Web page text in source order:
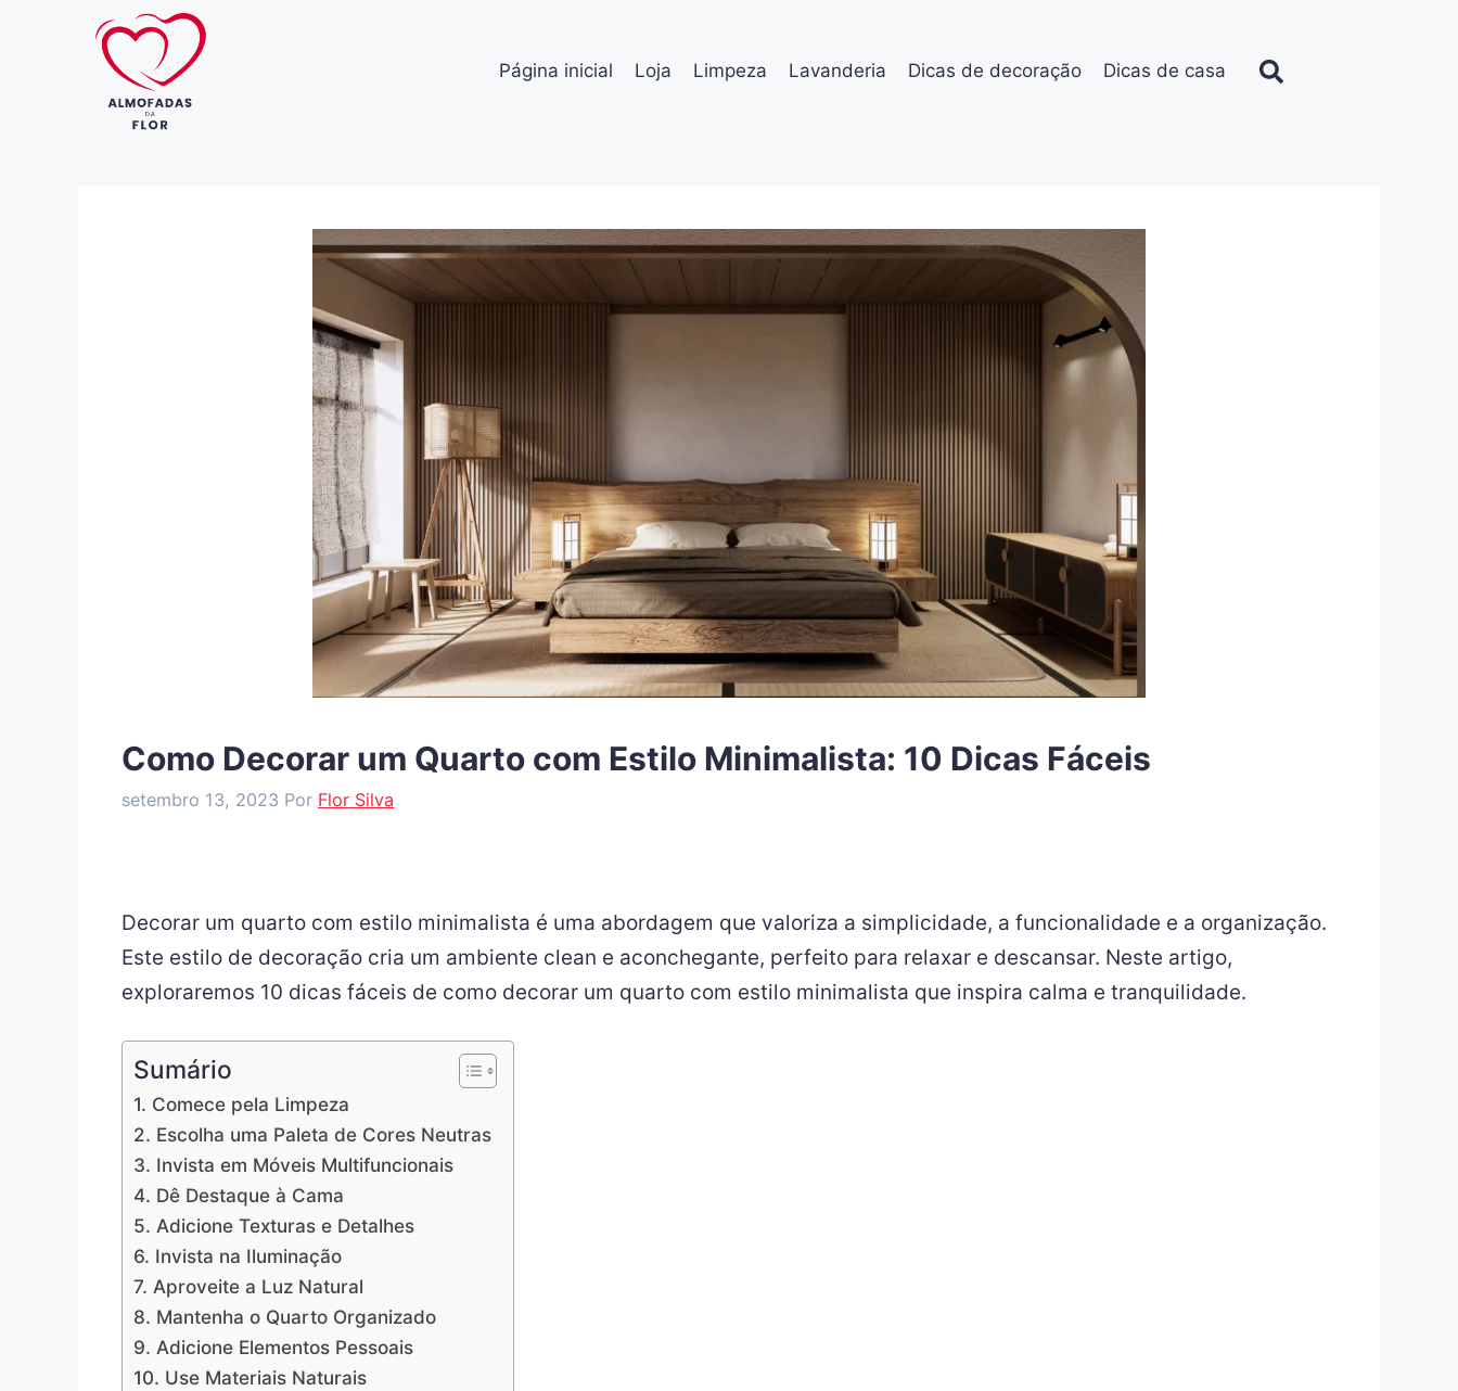
Página inicial Loja Limpeza Lavanderia Dicas de decoração Dicas de casa
Como Decorar um Quarto com Estilo Minimalista: 10 Dicas Fáceis
setembro 13, 2023 Por Flor Silva
Decorar um quarto com estilo minimalista é uma abordagem que valoriza a simplicidade, a funcionalidade e a organização.
Este estilo de decoração cria um ambiente clean e aconchegante, perfeito para relaxar e descansar. Neste artigo,
exploraremos 10 dicas fáceis de como decorar um quarto com estilo minimalista que inspira calma e tranquilidade.
Sumário
1. Comece pela Limpeza
2. Escolha uma Paleta de Cores Neutras
3. Invista em Móveis Multifuncionais
4. Dê Destaque à Cama
5. Adicione Texturas e Detalhes
6. Invista na Iluminação
7. Aproveite a Luz Natural
8. Mantenha o Quarto Organizado
9. Adicione Elementos Pessoais
10. Use Materiais Naturais